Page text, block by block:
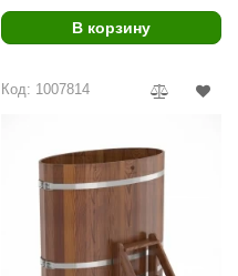
В корзину
Код: 1007814